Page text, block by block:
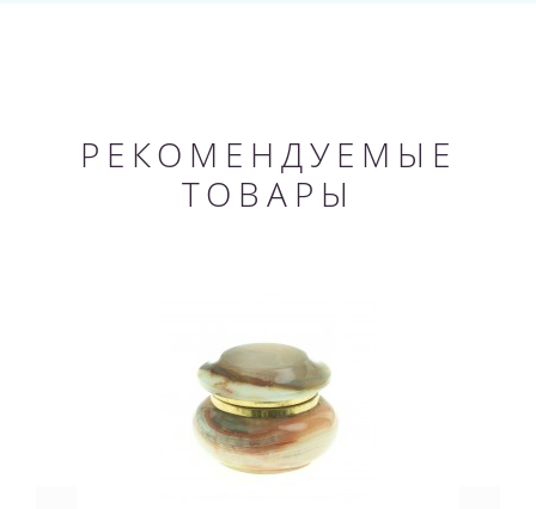
РЕКОМЕНДУЕМЫЕ
ТОВАРЫ